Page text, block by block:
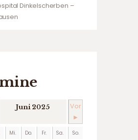
Dinkelscherben –
Juni 2025
Vor
►
Mi. Do. Fr. Sa. So.